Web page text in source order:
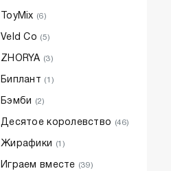
ToyMix (6)
Veld Co (5)
ZHORYA (3)
Биплант (1)
Бэмби (2)
Десятое королевство (46)
Жирафики (1)
Играем вместе (39)